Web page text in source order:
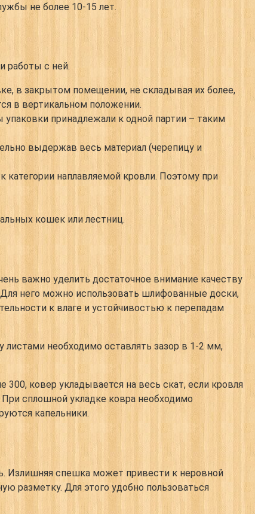
не более 10-15 лет.
работы с ней.
в закрытом помещении, не складывая их более,
в вертикальном положении.
принадлежали к одной партии – таким
выдержав весь материал (черепицу и
категории наплавляемой кровли. Поэтому при
кошек или лестниц.
важно уделить достаточное внимание качеству
Для него можно использовать шлифованные доски,
к влаге и устойчивостью к перепадам
необходимо оставлять зазор в 1-2 мм,
ковер укладывается на весь скат, если кровля
сплошной укладке ковра необходимо
капельники.
Излишняя спешка может привести к неровной
разметку. Для этого удобно пользоваться